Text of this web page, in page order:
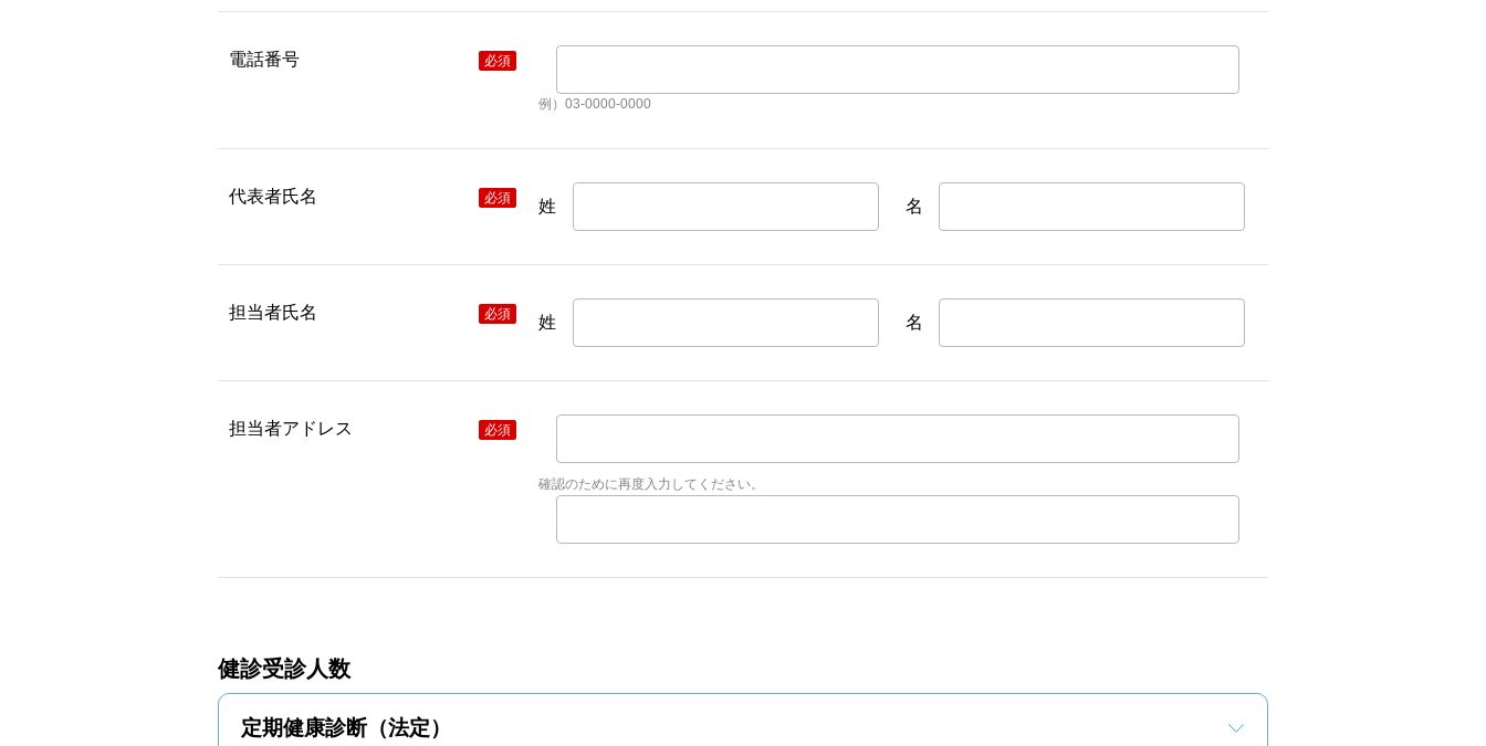
電話番号 必須
例）03-0000-0000
代表者氏名 必須 姓 名
担当者氏名 必須 姓 名
担当者アドレス 必須
確認のために再度入力してください。
健診受診人数
定期健康診断（法定）